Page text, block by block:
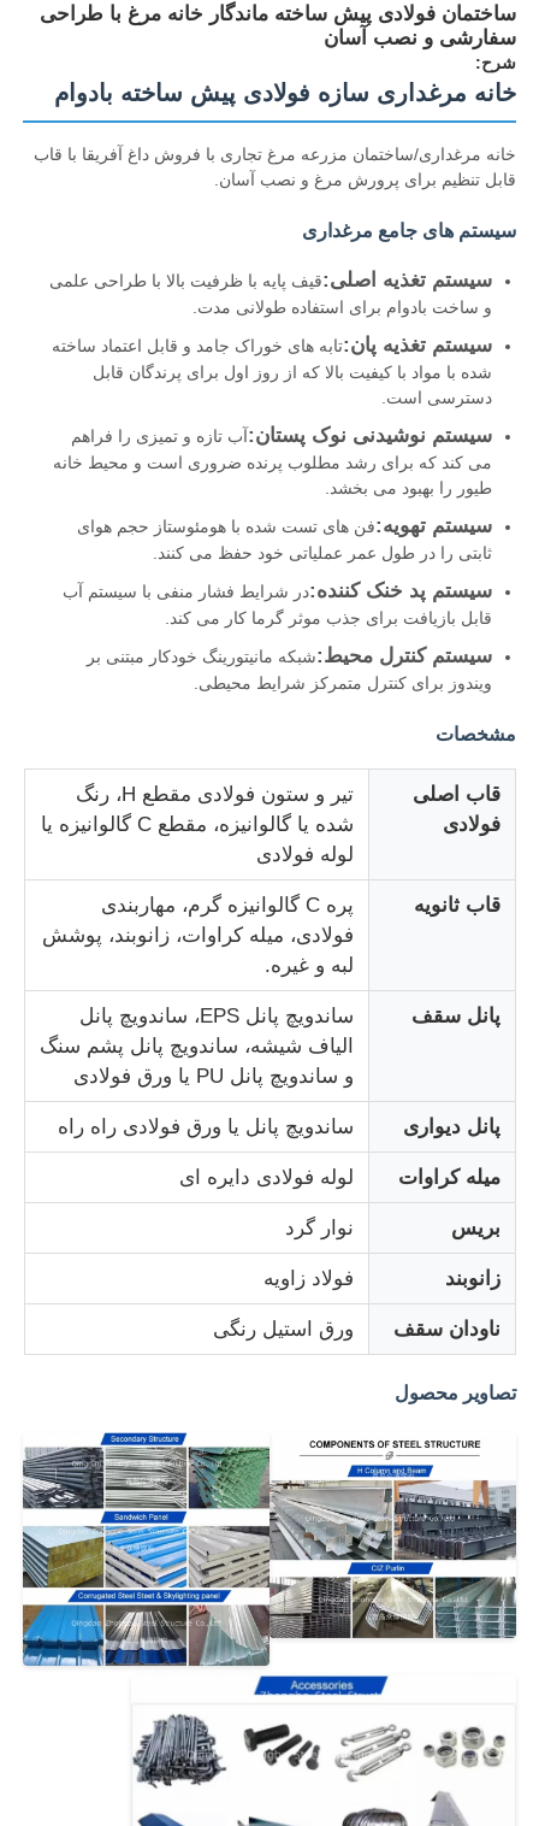
خانه
محصولات
دربارهی ما
کارخانه تور
کنترل کیفیت
درخواست نقل قول
خانه های ساخته شده از فولاد سبک
ساختمان سازه فولادی
کارگاه سازه های فولادی
انبار سازه فولادی
ساختارهای معدن
هنجر هواپیما ساختاری فولادی
ساختمان فولادی خانه مرغ
ساختمان فولادی برج مخزن آب
ساختمان فولادی پیش ساخته ماندگار خانه مرغ با طراحی
سفارشی و نصب آسان
شرح:
خانه مرغداری سازه فولادی پیش ساخته بادوام
خانه مرغداری/ساختمان مزرعه مرغ تجاری با فروش داغ آفریقا با قاب
قابل تنظیم برای پرورش مرغ و نصب آسان.
سیستم های جامع مرغداری
سیستم تغذیه اصلی:قیف پایه با ظرفیت بالا با طراحی علمی
و ساخت بادوام برای استفاده طولانی مدت.
سیستم تغذیه پان:تابه های خوراک جامد و قابل اعتماد ساخته
شده با مواد با کیفیت بالا که از روز اول برای پرندگان قابل
دسترسی است.
سیستم نوشیدنی نوک پستان:آب تازه و تمیزی را فراهم
می کند که برای رشد مطلوب پرنده ضروری است و محیط خانه
طیور را بهبود می بخشد.
سیستم تهویه:فن های تست شده با هومئوستاز حجم هوای
ثابتی را در طول عمر عملیاتی خود حفظ می کنند.
سیستم پد خنک کننده:در شرایط فشار منفی با سیستم آب
قابل بازیافت برای جذب موثر گرما کار می کند.
سیستم کنترل محیط:شبکه مانیتورینگ خودکار مبتنی بر
ویندوز برای کنترل متمرکز شرایط محیطی.
مشخصات
قاب اصلی
فولادی
تیر و ستون فولادی مقطع H، رنگ
شده یا گالوانیزه، مقطع C گالوانیزه یا
لوله فولادی
قاب ثانویه
پره C گالوانیزه گرم، مهاربندی
فولادی، میله کراوات، زانوبند، پوشش
لبه و غیره.
پانل سقف
ساندویچ پانل EPS، ساندویچ پانل
الیاف شیشه، ساندویچ پانل پشم سنگ
و ساندویچ پانل PU یا ورق فولادی
پانل دیواری ساندویچ پانل یا ورق فولادی راه راه
میله کراوات لوله فولادی دایره ای
بریس نوار گرد
زانوبند فولاد زاویه
ناودان سقف ورق استیل رنگی
تصاویر محصول